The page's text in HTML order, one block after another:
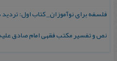
فلسفه برای نوآموزان_ کتاب اول: تردید
نص و تفسیر مکتب فقهی امام صادق